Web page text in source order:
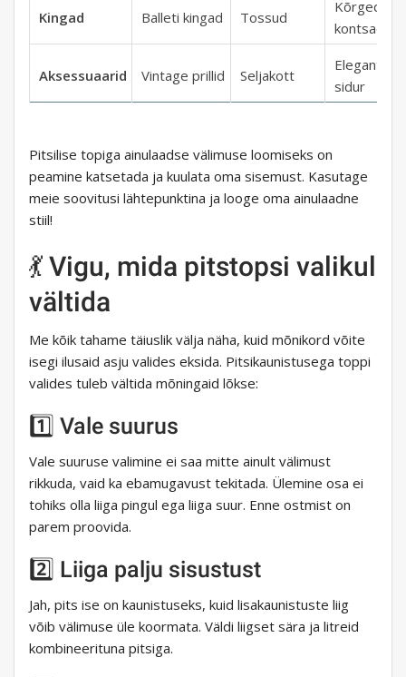
Kingad Balleti kingad Tossud
Kõrged
kontsad
Aksessuaarid Vintage prillid Seljakott
Elegantne
sidur
Pitsilise topiga ainulaadse välimuse loomiseks on
peamine katsetada ja kuulata oma sisemust. Kasutage
meie soovitusi lähtepunktina ja looge oma ainulaadne
stiil!
💃 Vigu, mida pitstopsi valikul
vältida
Me kõik tahame täiuslik välja näha, kuid mõnikord võite
isegi ilusaid asju valides eksida. Pitsikaunistusega toppi
valides tuleb vältida mõningaid lõkse:
1️⃣ Vale suurus
Vale suuruse valimine ei saa mitte ainult välimust
rikkuda, vaid ka ebamugavust tekitada. Ülemine osa ei
tohiks olla liiga pingul ega liiga suur. Enne ostmist on
parem proovida.
2️⃣ Liiga palju sisustust
Jah, pits ise on kaunistuseks, kuid lisakaunistuste liig
võib välimuse üle koormata. Väldi liigset sära ja litreid
kombineerituna pitsiga.